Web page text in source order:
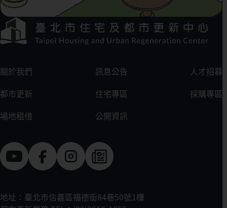
方選單連結區
:::
關於我們 訊息公告
人才招募
都市更新
住宅專區
採購專區
場地租借
公開資訊
地址：臺北市信義區福德街84巷50號1樓